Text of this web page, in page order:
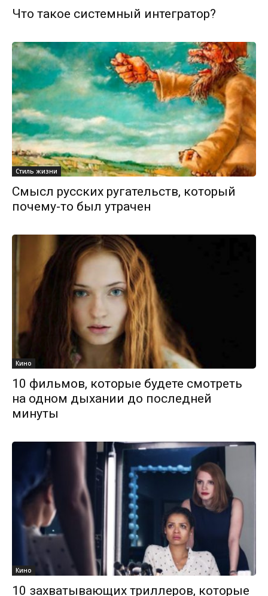
Что такое системный интегратор?
Стиль жизни
Смысл русских ругательств, который
почему-то был утрачен
Кино
10 фильмов, которые будете смотреть
на одном дыхании до последней
минуты
Кино
10 захватывающих триллеров, которые